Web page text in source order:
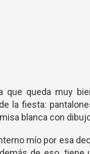
que queda muy
la fiesta:
blanca con
mío por esa